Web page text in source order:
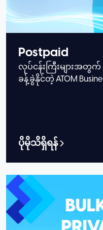
Postpaid
လုပ်ငန်းကြီးများအတွ
ခန့်ခွဲနိုင်တဲ့ ATOM
ပိုမိုသိရှိရန်